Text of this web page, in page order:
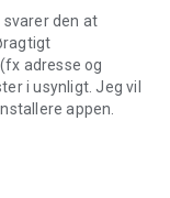
netop er
gode
at vi blot har
svarer den at
adresse og
i usynligt. Jeg vil
appen.